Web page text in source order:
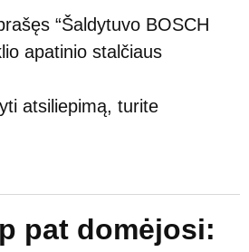
“Šaldytuvo BOSCH
apatinio stalčiaus
atsiliepimą, turite
pat domėjosi: